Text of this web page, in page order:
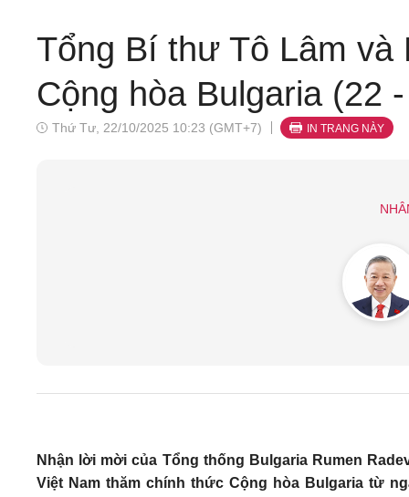
Tổng Bí thư Tô Lâm
Cộng hòa Bulgaria (22
Thứ Tư, 22/10/2025 10:23 (GMT+7) IN TRANG NÀY
Nhận lời mời của Tổng thống Bulgaria Rumen
Việt Nam thăm chính thức Cộng hòa Bulgaria từ